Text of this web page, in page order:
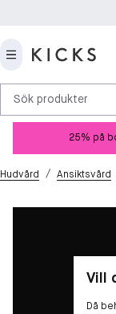
Sök produkter
25% på
Hudvård / Ansiktsvård
Vill
Då